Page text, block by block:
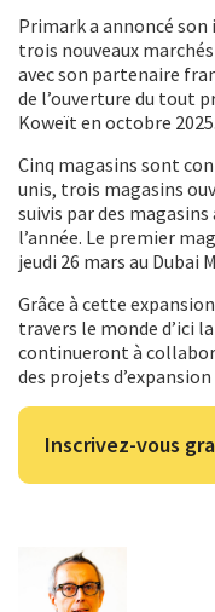
Primark a annoncé
trois nouveaux
avec son partenaire
de l’ouverture du tout
Koweït en octobre 2025.
Cinq magasins sont
unis, trois magasins
suivis par des
l’année. Le premier
jeudi 26 mars au Dubai
Grâce à cette
travers le monde d’ici
continueront à
des projets
Inscrivez-vous